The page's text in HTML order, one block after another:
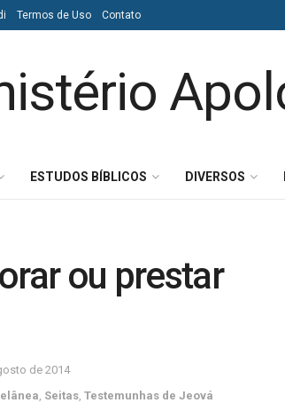
Termos de Uso Contato
ESTUDOS BÍBLICOS DIVERSOS
ou prestar
de 2014
Seitas Testemunhas de Jeová